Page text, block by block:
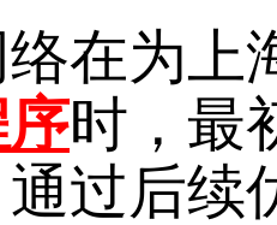
在为上
时，最
过后续